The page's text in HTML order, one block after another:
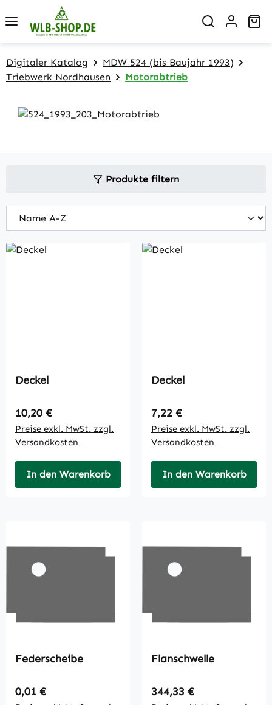
Zum Hauptinhalt springen
Digitaler Katalog
MDW 524 (bis Baujahr 1993)
Triebwerk Nordhausen
Motorabtrieb
Produkte filtern
Deckel
Regulärer Preis:
10,20 €
Preise exkl. MwSt. zzgl.
Versandkosten
In den Warenkorb
Deckel
Regulärer Preis:
7,22 €
Preise exkl. MwSt. zzgl.
Versandkosten
In den Warenkorb
Federscheibe
Regulärer Preis:
0,01 €
Flanschwelle
Regulärer Preis:
344,33 €